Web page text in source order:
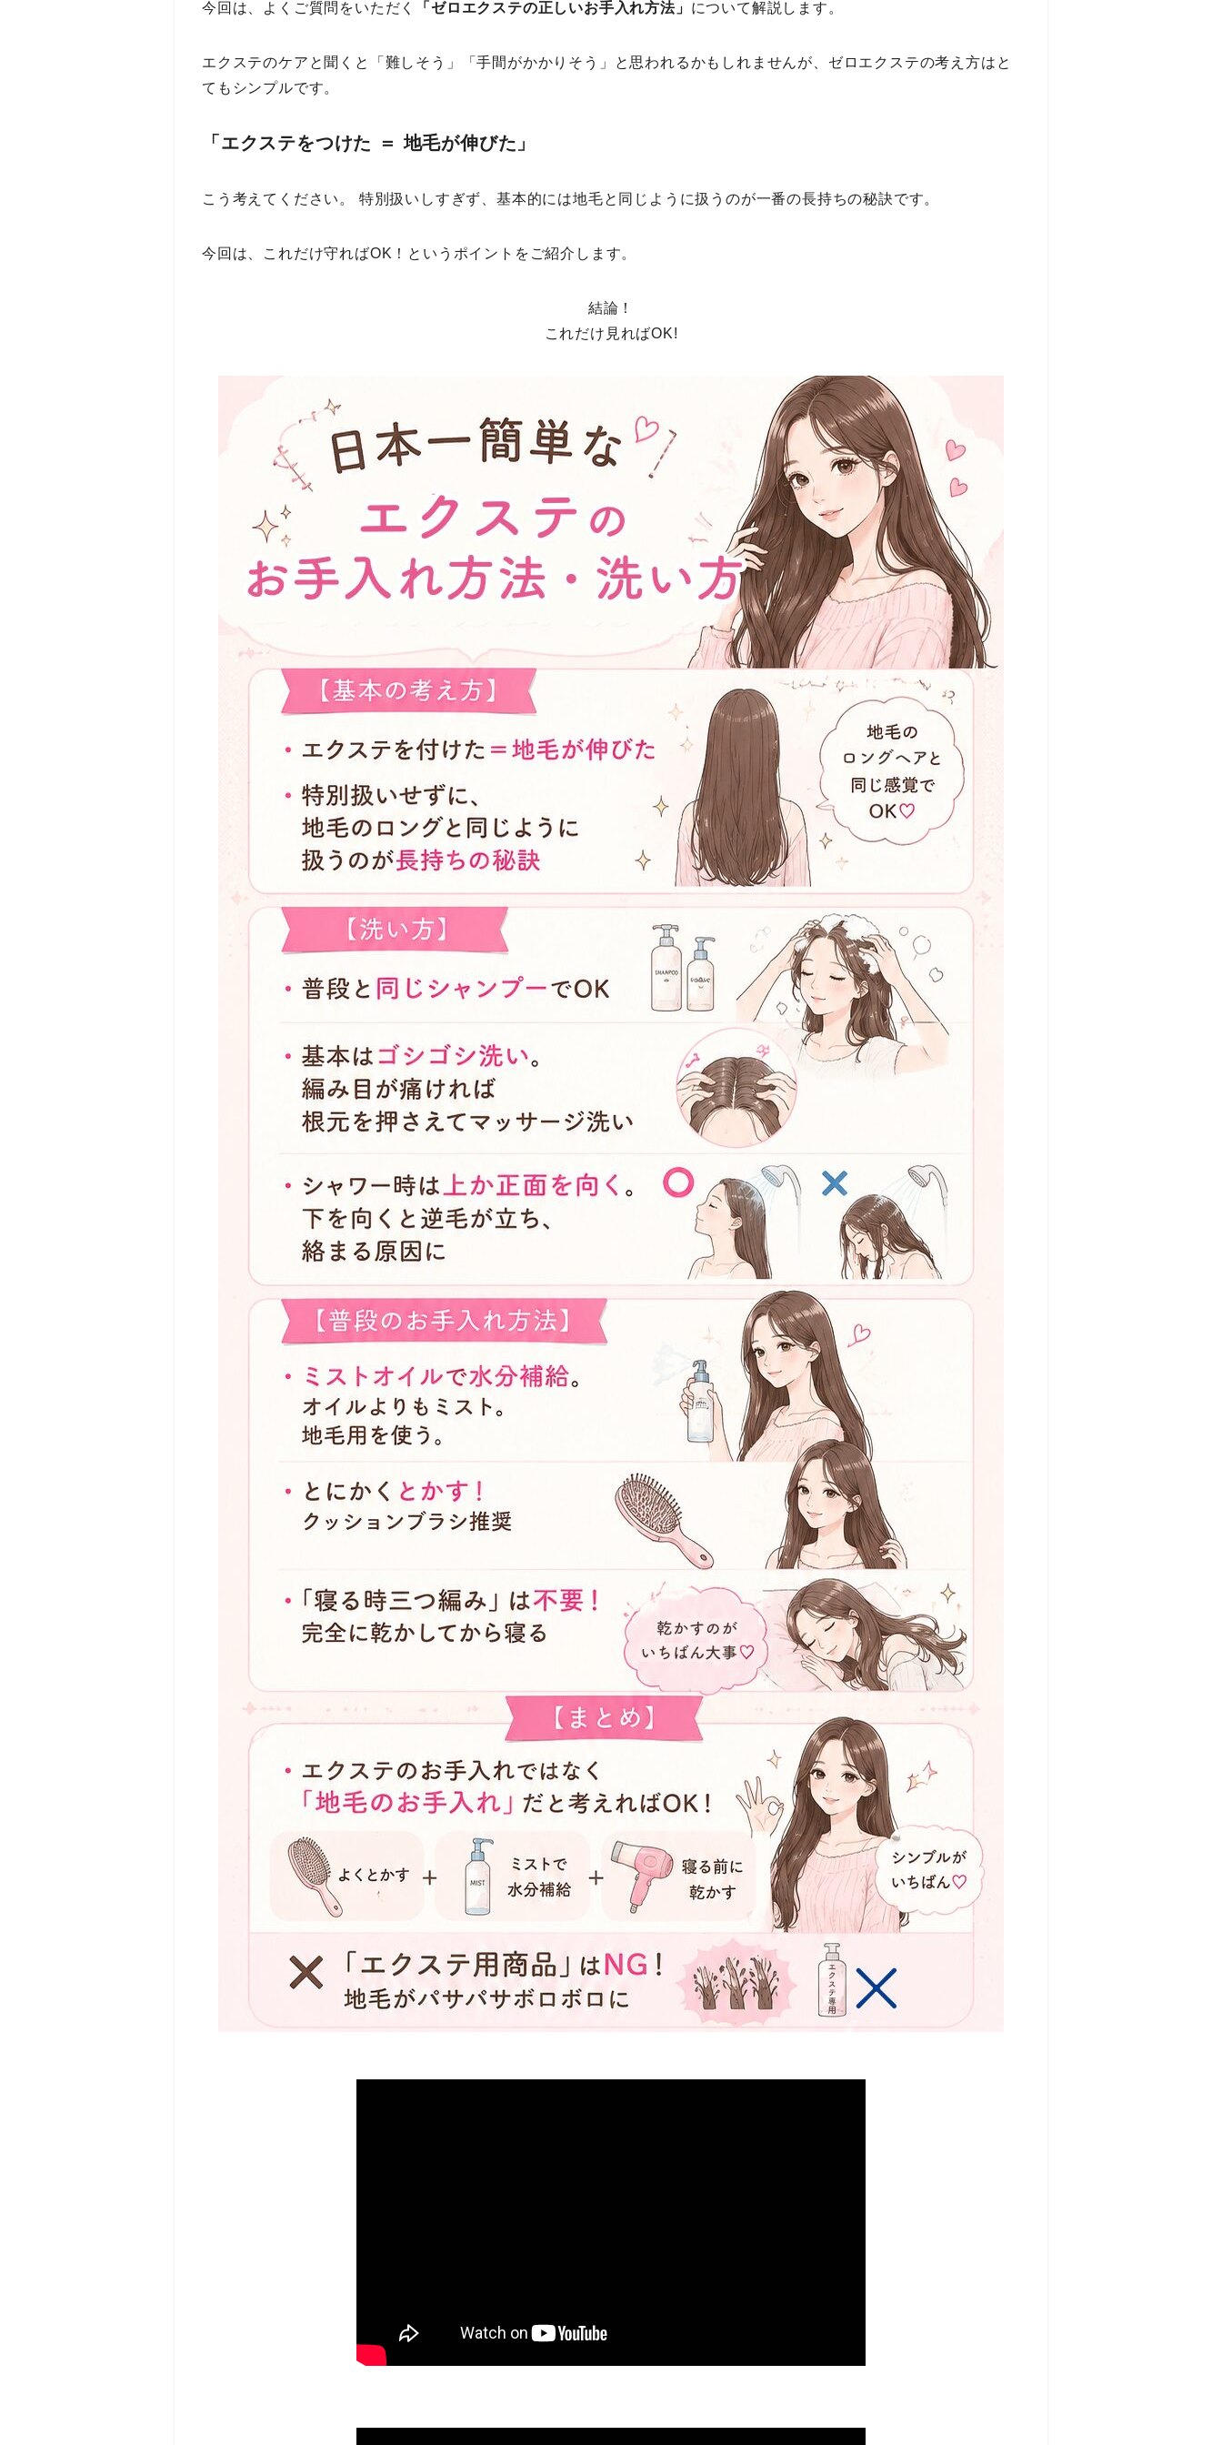
今回は、よくご質問をいただく 「ゼロエクステの正しいお手入れ方法」 について解説します。
エクステのケアと聞くと「難しそう」「手間がかかりそう」と思われるかもしれませんが、ゼロエクステの考え方はと
てもシンプルです。
「エクステをつけた ＝ 地毛が伸びた」
こう考えてください。 特別扱いしすぎず、基本的には地毛と同じように扱うのが一番の長持ちの秘訣です。
今回は、これだけ守ればOK！というポイントをご紹介します。
結論！
これだけ見ればOK!